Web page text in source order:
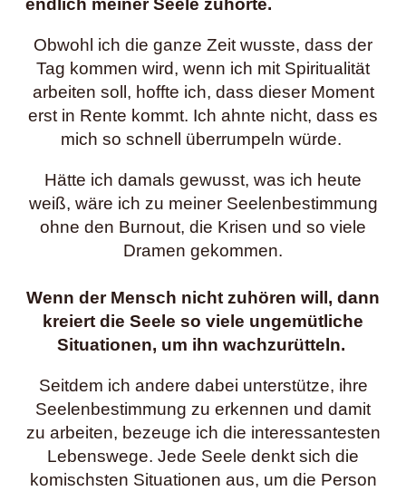
endlich meiner Seele zuhörte.
Obwohl ich die ganze Zeit wusste, dass der
Tag kommen wird, wenn ich mit Spiritualität
arbeiten soll, hoffte ich, dass dieser Moment
erst in Rente kommt. Ich ahnte nicht, dass es
mich so schnell überrumpeln würde.
Hätte ich damals gewusst, was ich heute
weiß, wäre ich zu meiner Seelenbestimmung
ohne den Burnout, die Krisen und so viele
Dramen gekommen.
Wenn der Mensch nicht zuhören will, dann
kreiert die Seele so viele ungemütliche
Situationen, um ihn wachzurütteln.
Seitdem ich andere dabei unterstütze, ihre
Seelenbestimmung zu erkennen und damit
zu arbeiten, bezeuge ich die interessantesten
Lebenswege. Jede Seele denkt sich die
komischsten Situationen aus, um die Person